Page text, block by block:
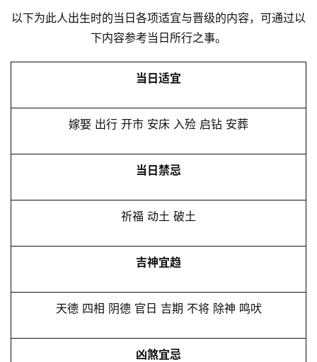
以下为此人出生时的当日各项适宜与晋级的内容，可通过以
下内容参考当日所行之事。
当日适宜
嫁娶 出行 开市 安床 入殓 启钻 安葬
当日禁忌
祈福 动土 破土
吉神宜趋
天德 四相 阴德 官日 吉期 不将 除神 鸣吠
凶煞宜忌